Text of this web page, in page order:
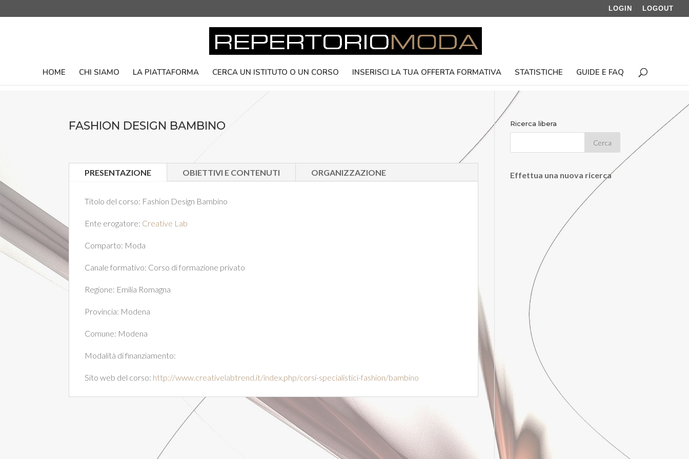
LOGIN LOGOUT
HOME CHI SIAMO LA PIATTAFORMA CERCA UN ISTITUTO O UN CORSO INSERISCI LA TUA OFFERTA FORMATIVA STATISTICHE GUIDE E FAQ
FASHION DESIGN BAMBINO
PRESENTAZIONE OBIETTIVI E CONTENUTI ORGANIZZAZIONE
Titolo del corso: Fashion Design Bambino
Ente erogatore: Creative Lab
Comparto: Moda
Canale formativo: Corso di formazione privato
Regione: Emilia Romagna
Provincia: Modena
Comune: Modena
Modalità di finanziamento:
Sito web del corso: http://www.creativelabtrend.it/index.php/corsi-specialistici-fashion/bambino
Ricerca libera
Effettua una nuova ricerca